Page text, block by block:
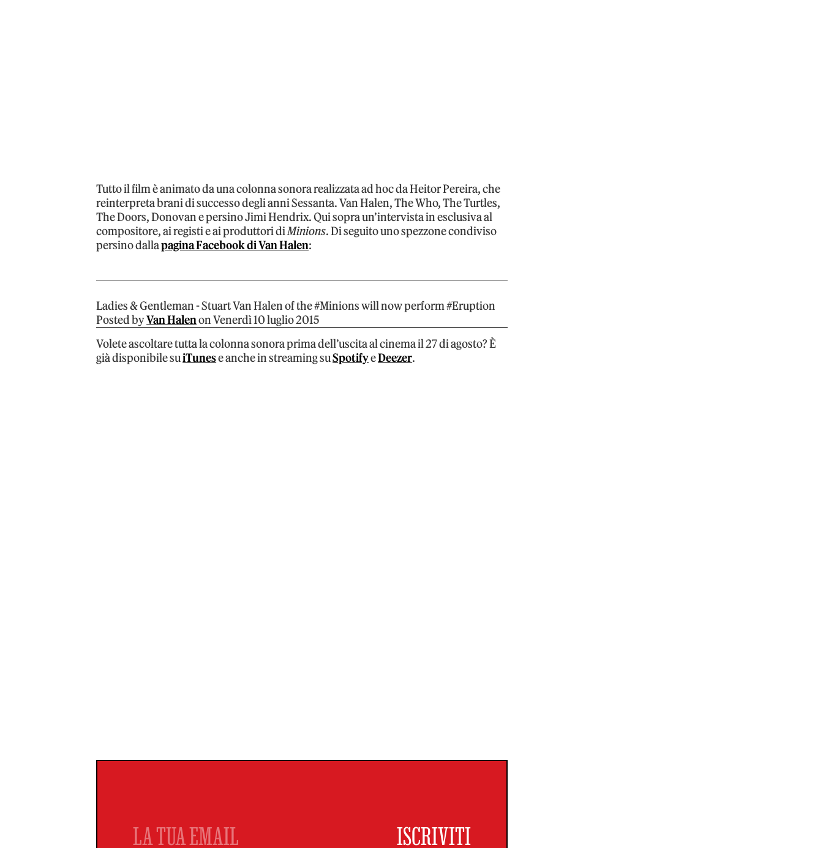
Tutto il film è animato da una colonna sonora realizzata ad hoc da Heitor Pereira, che
reinterpreta brani di successo degli anni Sessanta. Van Halen, The Who, The Turtles,
The Doors, Donovan e persino Jimi Hendrix. Qui sopra un’intervista in esclusiva al
compositore, ai registi e ai produttori diMinions. Di seguito uno spezzone condiviso
persino dallapagina Facebook di Van Halen:
Ladies & Gentleman -­ Stuart Van Halen of the #Minions will now perform #Eruption
Posted byVan Halenon Venerdì 10 luglio 2015
Volete ascoltare tutta la colonna sonora prima dell’uscita al cinema il 27 di agosto? È
già disponibile suiTunese anche in streaming suSpotifyeDeezer.